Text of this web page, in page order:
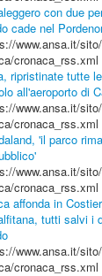
con due
cade nel
www.ansa.it/
cronaca_rss.xml
ripristinate tutte
all'aeroporto di
www.ansa.it/
cronaca_rss.xml
'il parco
www.ansa.it/
cronaca_rss.xml
affonda in
tutti salvi i
www.ansa.it/
cronaca_rss.xml